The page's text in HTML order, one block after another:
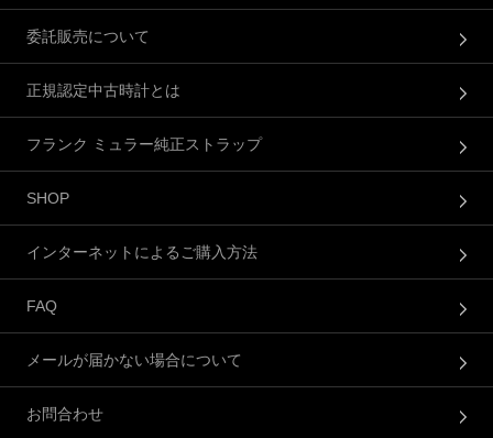
委託販売について
正規認定中古時計とは
フランク ミュラー純正ストラップ
SHOP
インターネットによるご購入方法
FAQ
メールが届かない場合について
お問合わせ